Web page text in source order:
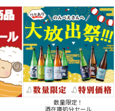
数量限定！
酒在庫処分セール